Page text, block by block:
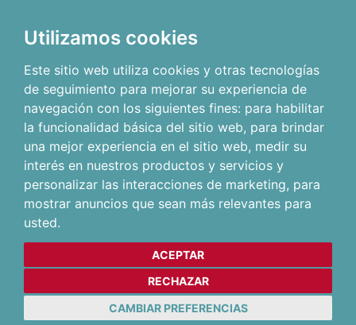
Utilizamos cookies
Este sitio web utiliza cookies y otras tecnologías
de seguimiento para mejorar su experiencia de
navegación con los siguientes fines: para habilitar
la funcionalidad básica del sitio web, para brindar
una mejor experiencia en el sitio web, medir su
interés en nuestros productos y servicios y
personalizar las interacciones de marketing, para
mostrar anuncios que sean más relevantes para
usted.
ACEPTAR
RECHAZAR
CAMBIAR PREFERENCIAS